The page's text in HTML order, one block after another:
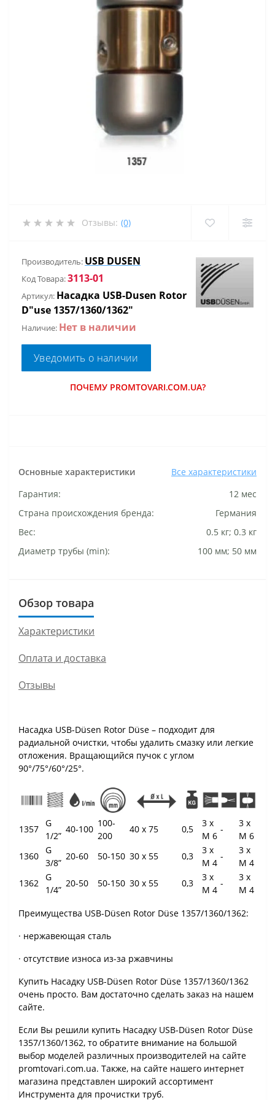
Отзывы: (0)
Производитель: USB DUSEN
Код Товара:3113-01
Артикул: Насадка USB-Dusen Rotor
D"use 1357/1360/1362"
Наличие: Нет в наличии
Уведомить о наличии
ПОЧЕМУ PROMTOVARI.COM.UA?
Основные характеристики
Все характеристики
Гарантия:
12 мес
Страна происхождения бренда:
Германия
Вес:
0.5 кг; 0.3 кг
Диаметр трубы (min):
100 мм; 50 мм
Обзор товара
Характеристики
Оплата и доставка
Отзывы
Насадка USB-Düsen Rotor Düse – подходит для
радиальной очистки, чтобы удалить смазку или легкие
отложения. Вращающийся пучок с углом
90°/75°/60°/25°.
1357
G
1/2”
40-100
100-
200
40 x 75 0,5
3 x
M 6
-
3 x
M 6
1360
G
3/8”
20-60 50-150 30 x 55 0,3
3 x
M 4
-
3 x
M 4
1362
G
1/4”
20-50 50-150 30 x 55 0,3
3 x
M 4
-
3 x
M 4
Преимущества USB-Düsen Rotor Düse 1357/1360/1362:
· нержавеющая сталь
· отсутствие износа из-за ржавчины
Купить Насадку USB-Düsen Rotor Düse 1357/1360/1362
очень просто. Вам достаточно сделать заказ на нашем
сайте.
Если Вы решили купить Насадку USB-Düsen Rotor Düse
1357/1360/1362, то обратите внимание на большой
выбор моделей различных производителей на сайте
promtovari.com.ua. Также, на сайте нашего интернет
магазина представлен широкий ассортимент
Инструмента для прочистки труб.